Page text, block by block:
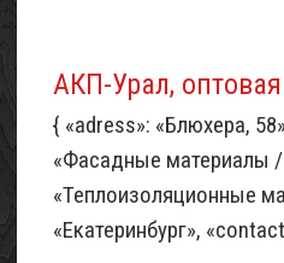
АКП-Урал,
{ «adress»: «Блюхера,
«Фасадные материалы /
«Теплоизоляционные
«Екатеринбург»,